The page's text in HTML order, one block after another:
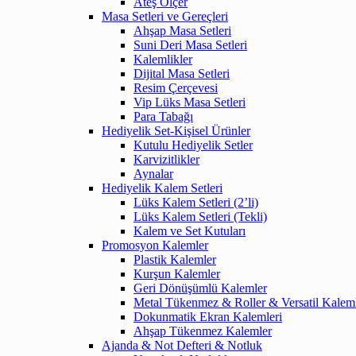
Masa Setleri ve Gereçleri
Ahşap Masa Setleri
Suni Deri Masa Setleri
Kalemlikler
Dijital Masa Setleri
Resim Çerçevesi
Vip Lüks Masa Setleri
Para Tabağı
Hediyelik Set-Kişisel Ürünler
Kutulu Hediyelik Setler
Karvizitlikler
Aynalar
Hediyelik Kalem Setleri
Lüks Kalem Setleri (2’li)
Lüks Kalem Setleri (Tekli)
Kalem ve Set Kutuları
Promosyon Kalemler
Plastik Kalemler
Kurşun Kalemler
Geri Dönüşümlü Kalemler
Metal Tükenmez & Roller & Versatil
Dokunmatik Ekran Kalemleri
Ahşap Tükenmez Kalemler
Ajanda & Not Defteri & Notluk